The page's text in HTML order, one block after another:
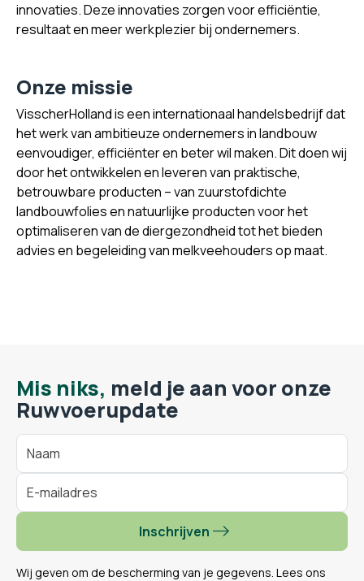
innovaties. Deze innovaties zorgen voor efficiëntie,
resultaat en meer werkplezier bij ondernemers.
Onze missie
VisscherHolland is een internationaal handelsbedrijf dat
het werk van ambitieuze ondernemers in landbouw
eenvoudiger, efficiënter en beter wil maken. Dit doen wij
door het ontwikkelen en leveren van praktische,
betrouwbare producten – van zuurstofdichte
landbouwfolies en natuurlijke producten voor het
optimaliseren van de diergezondheid tot het bieden
advies en begeleiding van melkveehouders op maat.
Mis niks, meld je aan voor onze
Ruwvoerupdate
Inschrijven
Wij geven om de bescherming van je gegevens. Lees ons